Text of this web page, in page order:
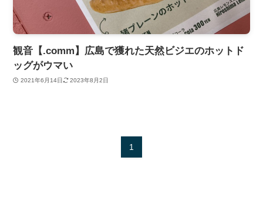
観音【.comm】広島で獲れた天然ビジエのホットド
ッグがウマい
2021年6月14日 2023年8月2日
1